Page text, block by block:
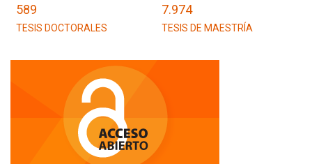
589
TESIS DOCTORALES
7.974
TESIS DE MAESTRÍA